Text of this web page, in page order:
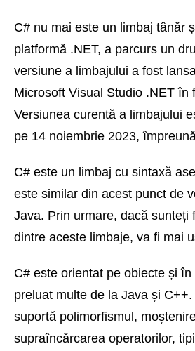
C# nu mai este un limbaj tânăr
platformă .NET, a parcurs un
versiune a limbajului a fost
Microsoft Visual Studio .NET în
Versiunea curentă a limbajului
pe 14 noiembrie 2023,
C# este un limbaj cu sintaxă
este similar din acest punct de
Java. Prin urmare, dacă sunteți
dintre aceste limbaje, va fi mai
C# este orientat pe obiecte și
preluat multe de la Java și
suportă polimorfismul,
supraîncărcarea operatorilor,